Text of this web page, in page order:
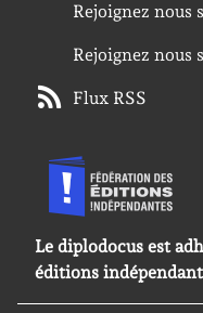
Rejoignez nous
Rejoignez nous
Flux RSS
Le diplodocus est
éditions